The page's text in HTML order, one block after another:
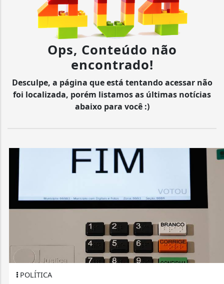
Ops, Conteúdo não
encontrado!
Desculpe, a página que está tentando acessar não
foi localizada, porém listamos as últimas notícias
abaixo para você :)
POLÍTICA